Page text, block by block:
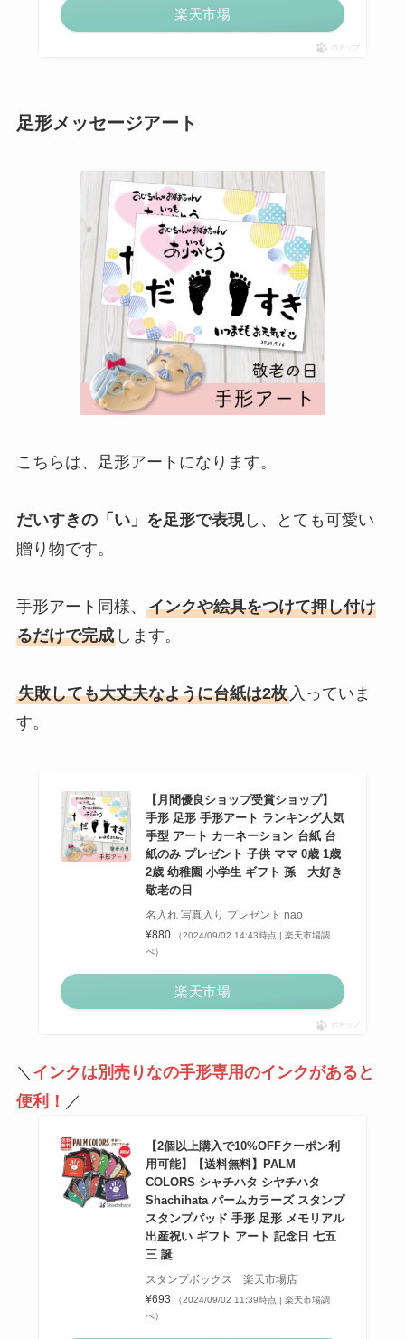
楽天市場
ポチップ
足形メッセージアート
こちらは、足形アートになります。
だいすきの「い」を足形で表現し、とても可愛い
贈り物です。
手形アート同様、 インクや絵具をつけて押し付け
るだけで完成します。
失敗しても大丈夫なように台紙は2枚入っていま
す。
【月間優良ショップ受賞ショップ】
手形 足形 手形アート ランキング人気
手型 アート カーネーション 台紙 台
紙のみ プレゼント 子供 ママ 0歳 1歳
2歳 幼稚園 小学生 ギフト 孫 大好き
敬老の日
名入れ 写真入り プレゼント nao
¥880
（2024/09/02 14:43時点 | 楽天市場調
べ）
楽天市場
ポチップ
＼ インクは別売りなの手形専用のインクがあると
便利！ ／
【2個以上購入で10%OFFクーポン利
用可能】【送料無料】PALM
COLORS シャチハタ シヤチハタ
Shachihata パームカラーズ スタンプ
スタンプパッド 手形 足形 メモリアル
出産祝い ギフト アート 記念日 七五
三 誕
スタンプボックス 楽天市場店
¥693
（2024/09/02 11:39時点 | 楽天市場調
べ）